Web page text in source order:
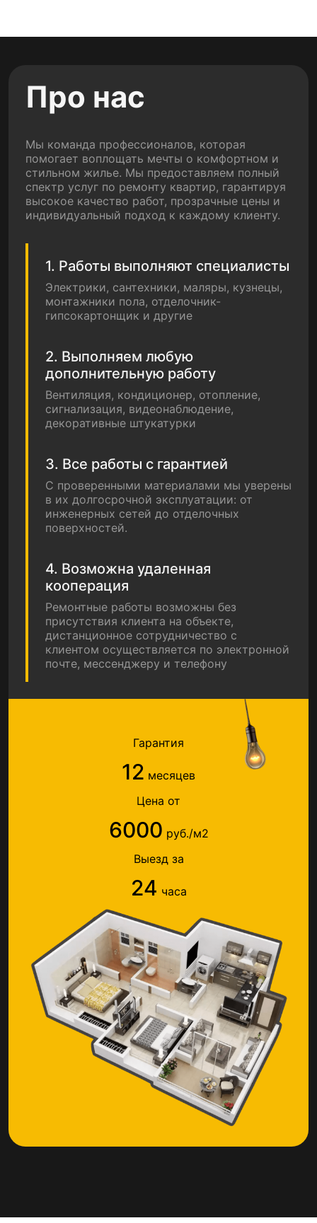
Про нас
Мы команда профессионалов, которая
помогает воплощать мечты о комфортном и
стильном жилье. Мы предоставляем полный
спектр услуг по ремонту квартир, гарантируя
высокое качество работ, прозрачные цены и
индивидуальный подход к каждому клиенту.
1. Работы выполняют специалисты
Электрики, сантехники, маляры, кузнецы,
монтажники пола, отделочник-
гипсокартонщик и другие
2. Выполняем любую
дополнительную работу
Вентиляция, кондиционер, отопление,
сигнализация, видеонаблюдение,
декоративные штукатурки
3. Все работы с гарантией
С проверенными материалами мы уверены
в их долгосрочной эксплуатации: от
инженерных сетей до отделочных
поверхностей.
4. Возможна удаленная
кооперация
Ремонтные работы возможны без
присутствия клиента на объекте,
дистанционное сотрудничество с
клиентом осуществляется по электронной
почте, мессенджеру и телефону
Гарантия
12 месяцев
Цена от
6000 руб./м2
Выезд за
24 часа